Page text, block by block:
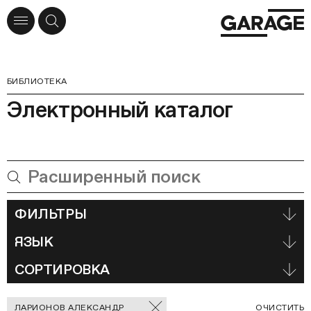
БИБЛИОТЕКА
Электронный каталог
ФИЛЬТРЫ
ЯЗЫК
СОРТИРОВКА
Отмеченные
ЛАРИОНОВ АЛЕКСАНДР ОЧИСТИТЬ